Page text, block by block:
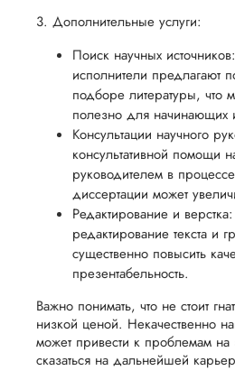
3. Дополнительные услуги:
Поиск научных
исполнители предлагают
подборе литературы, что
полезно для начинающих
Консультации научного
консультативной помощи
руководителем в
диссертации может
Редактирование и
редактирование текста и
существенно повысить
презентабельность.
Важно понимать, что не стоит
низкой ценой. Некачественно
может привести к проблемам на
сказаться на дальнейшей